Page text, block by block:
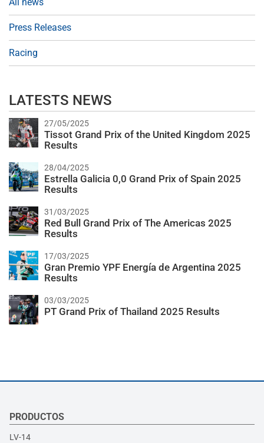
All news
Press Releases
Racing
LATESTS NEWS
27/05/2025
Tissot Grand Prix of the United Kingdom 2025
Results
28/04/2025
Estrella Galicia 0,0 Grand Prix of Spain 2025
Results
31/03/2025
Red Bull Grand Prix of The Americas 2025
Results
17/03/2025
Gran Premio YPF Energía de Argentina 2025
Results
03/03/2025
PT Grand Prix of Thailand 2025 Results
PRODUCTOS
LV-14